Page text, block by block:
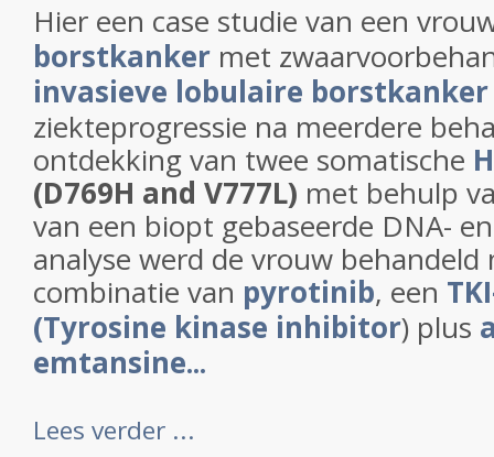
Hier een case studie van een
borstkanker met
invasieve lobulaire borstkanker
ziekteprogressie na meerdere
ontdekking van twee somatische
(D769H and V777L) met behulp
van een biopt gebaseerde DNA-
analyse werd de vrouw behandeld
combinatie van pyrotinib, een
(Tyrosine kinase inhibitor) plus
emtansine...
Lees verder ...